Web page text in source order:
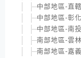
中部地區-直
中部地區-彰
中部地區-南
南部地區-雲
南部地區-嘉